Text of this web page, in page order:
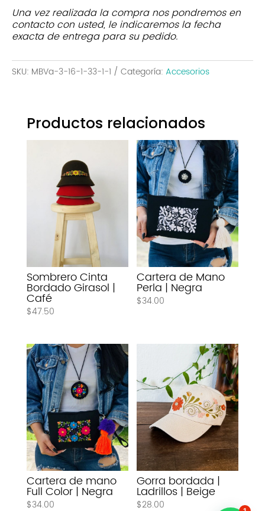
Una vez realizada la compra nos pondremos en
contacto con usted, le indicaremos la fecha
exacta de entrega para su pedido.
SKU: MBVa-3-16-1-33-1-1 Categoría: Accesorios
Productos relacionados
Sombrero Cinta
Bordado Girasol |
Café
$47.50
Cartera de Mano
Perla | Negra
$34.00
Cartera de mano
Full Color | Negra
$34.00
Gorra bordada |
Ladrillos | Beige
$28.00